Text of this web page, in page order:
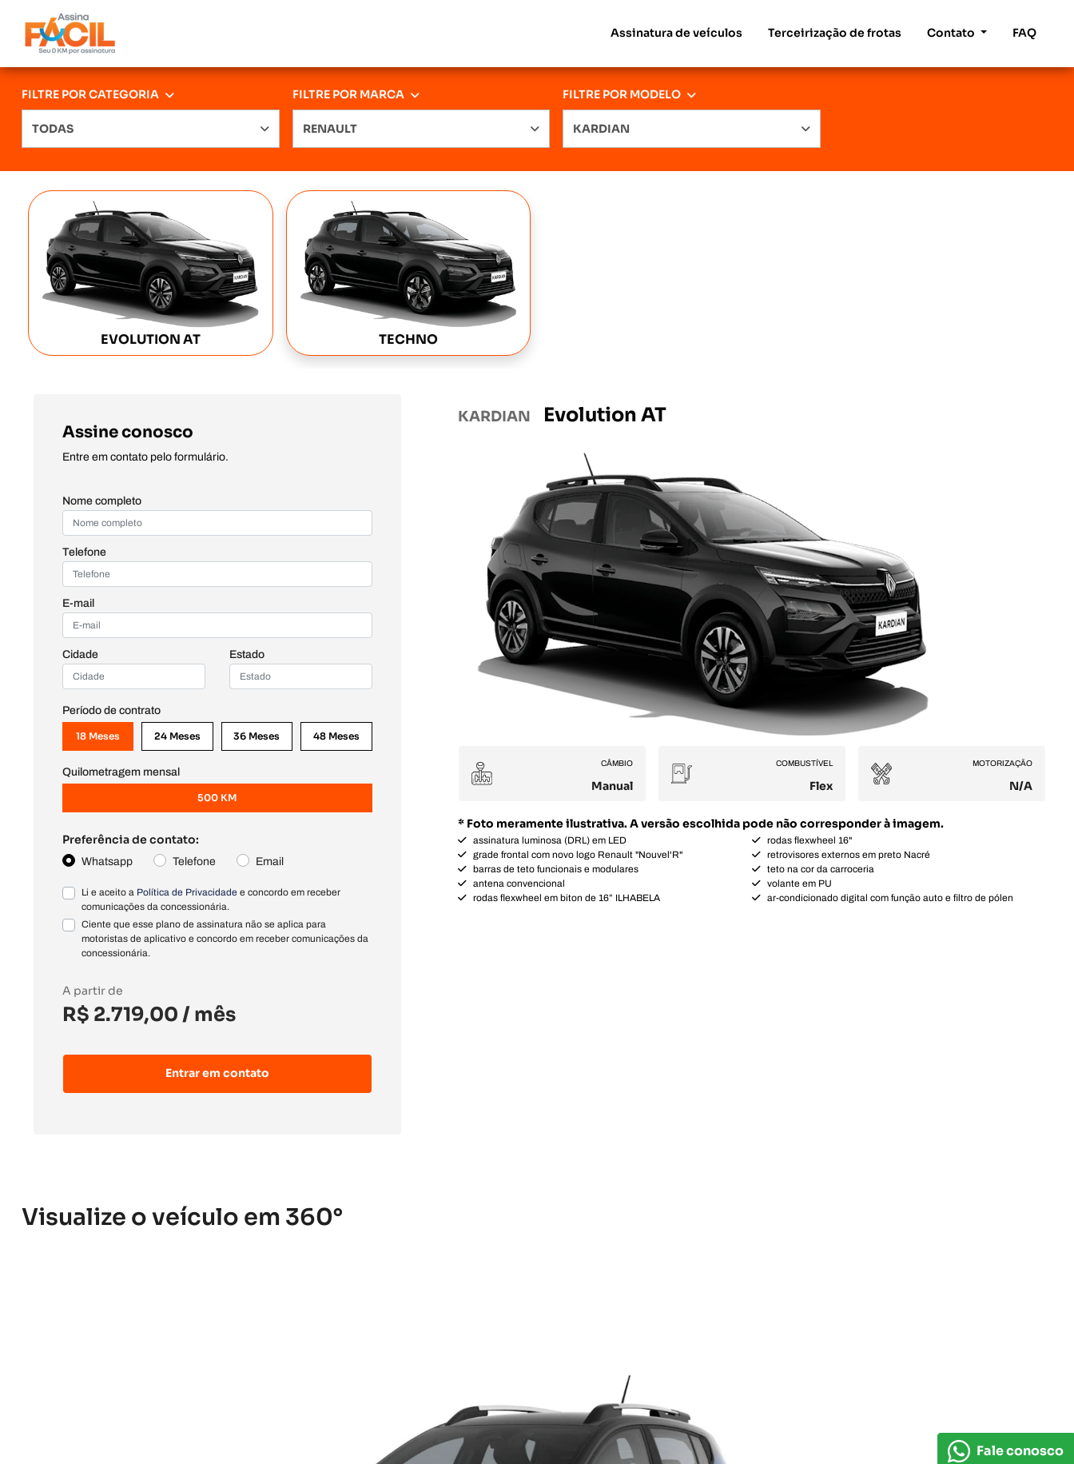
Assinatura de veículos Terceirização de frotas Contato FAQ
FILTRE POR CATEGORIA
TODAS
FILTRE POR MARCA
RENAULT
FILTRE POR MODELO
KARDIAN
EVOLUTION AT TECHNO
KARDIAN Evolution AT
CÂMBIO
Manual
COMBUSTÍVEL
Flex
MOTORIZAÇÃO
N/A
* Foto meramente ilustrativa. A versão escolhida pode não corresponder à imagem.
assinatura luminosa (DRL) em LED
grade frontal com novo logo Renault "Nouvel'R"
barras de teto funcionais e modulares
antena convencional
rodas flexwheel em biton de 16” ILHABELA
rodas flexwheel 16"
retrovisores externos em preto Nacré
teto na cor da carroceria
volante em PU
ar-condicionado digital com função auto e filtro de pólen
Assine conosco
Entre em contato pelo formulário.
Nome completo
Telefone
E-mail
Cidade Estado
Período de contrato
18 Meses 24 Meses 36 Meses 48 Meses
Quilometragem mensal
500 KM
Preferência de contato:
Whatsapp Telefone Email
Li e aceito a Política de Privacidade e concordo em receber
comunicações da concessionária.
Ciente que esse plano de assinatura não se aplica para
motoristas de aplicativo e concordo em receber comunicações da
concessionária.
A partir de
R$ 2.719,00 / mês
Entrar em contato
Visualize o veículo em 360°
Fale conosco